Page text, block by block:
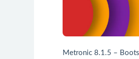
Metronic 8.1.5 –